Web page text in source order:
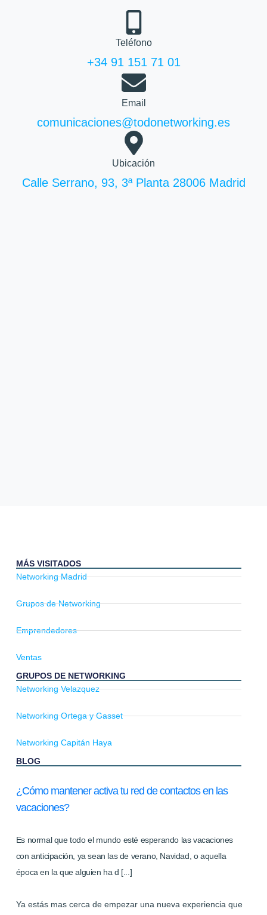
Teléfono
+34 91 151 71 01
Email
comunicaciones@todonetworking.es
Ubicación
Calle Serrano, 93, 3ª Planta 28006 Madrid
Ya estás mas cerca de empezar una nueva experiencia que
MÁS VISITADOS
Networking Madrid
Grupos de Networking
Emprendedores
Ventas
GRUPOS DE NETWORKING
Networking Velazquez
Networking Ortega y Gasset
Networking Capitán Haya
BLOG
¿Cómo mantener activa tu red de contactos en las
vacaciones?
Es normal que todo el mundo esté esperando las vacaciones
con anticipación, ya sean las de verano, Navidad, o aquella
época en la que alguien ha d [...]